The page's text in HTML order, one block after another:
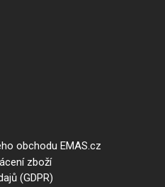
obchodu EMAS.cz
zboží
(GDPR)